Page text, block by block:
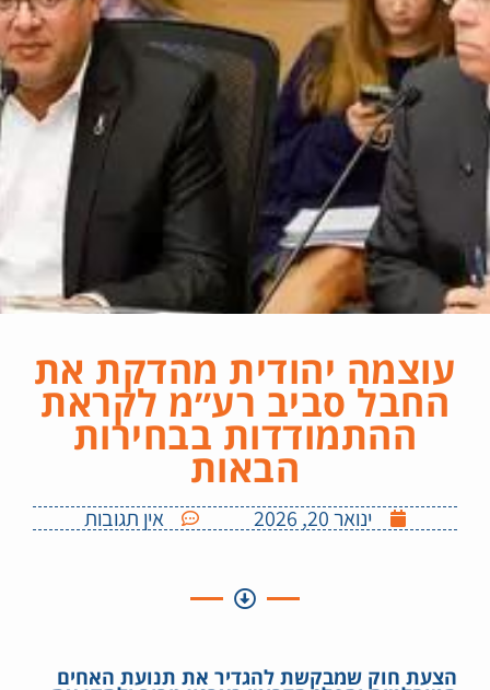
עוצמה יהודית מהדקת את
החבל סביב רע״מ לקראת
ההתמודדות בבחירות
הבאות
ינואר 20, 2026 אין תגובות
הצעת חוק שמבקשת להגדיר את תנועת האחים